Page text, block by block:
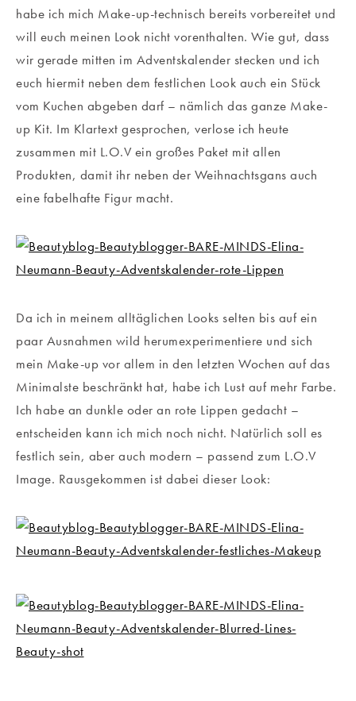
habe ich mich Make-up-technisch bereits vorbereitet und
will euch meinen Look nicht vorenthalten. Wie gut, dass
wir gerade mitten im Adventskalender stecken und ich
euch hiermit neben dem festlichen Look auch ein Stück
vom Kuchen abgeben darf – nämlich das ganze Make-
up Kit. Im Klartext gesprochen, verlose ich heute
zusammen mit L.O.V ein großes Paket mit allen
Produkten, damit ihr neben der Weihnachtsgans auch
eine fabelhafte Figur macht.
Da ich in meinem alltäglichen Looks selten bis auf ein
paar Ausnahmen wild herumexperimentiere und sich
mein Make-up vor allem in den letzten Wochen auf das
Minimalste beschränkt hat, habe ich Lust auf mehr Farbe.
Ich habe an dunkle oder an rote Lippen gedacht –
entscheiden kann ich mich noch nicht. Natürlich soll es
festlich sein, aber auch modern – passend zum L.O.V
Image. Rausgekommen ist dabei dieser Look: